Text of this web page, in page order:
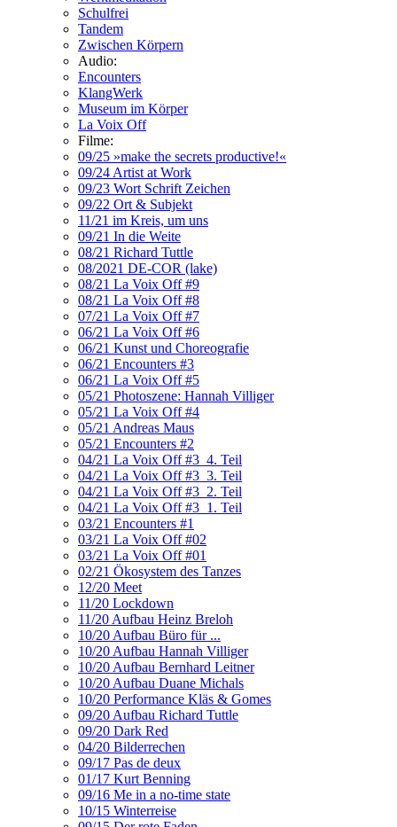
Schulfrei
Tandem
Zwischen Körpern
Audio:
Encounters
KlangWerk
Museum im Körper
La Voix Off
Filme:
09/25 »make the secrets productive!«
09/24 Artist at Work
09/23 Wort Schrift Zeichen
09/22 Ort & Subjekt
11/21 im Kreis, um uns
09/21 In die Weite
08/21 Richard Tuttle
08/2021 DE-COR (lake)
08/21 La Voix Off #9
08/21 La Voix Off #8
07/21 La Voix Off #7
06/21 La Voix Off #6
06/21 Kunst und Choreografie
06/21 Encounters #3
06/21 La Voix Off #5
05/21 Photoszene: Hannah Villiger
05/21 La Voix Off #4
05/21 Andreas Maus
05/21 Encounters #2
04/21 La Voix Off #3_4. Teil
04/21 La Voix Off #3_3. Teil
04/21 La Voix Off #3_2. Teil
04/21 La Voix Off #3_1. Teil
03/21 Encounters #1
03/21 La Voix Off #02
03/21 La Voix Off #01
02/21 Ökosystem des Tanzes
12/20 Meet
11/20 Lockdown
11/20 Aufbau Heinz Breloh
10/20 Aufbau Büro für ...
10/20 Aufbau Hannah Villiger
10/20 Aufbau Bernhard Leitner
10/20 Aufbau Duane Michals
10/20 Performance Kläs & Gomes
09/20 Aufbau Richard Tuttle
09/20 Dark Red
04/20 Bilderrechen
09/17 Pas de deux
01/17 Kurt Benning
09/16 Me in a no-time state
10/15 Winterreise